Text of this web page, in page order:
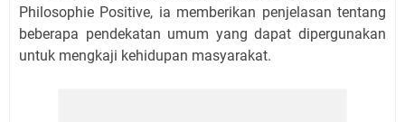
Philosophie Positive, ia memberikan penjelasan tentang
beberapa pendekatan umum yang dapat dipergunakan
untuk mengkaji kehidupan masyarakat.